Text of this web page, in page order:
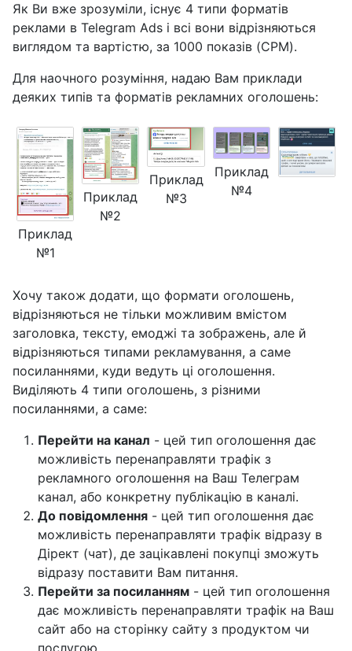
Як Ви вже зрозуміли, існує 4 типи форматів
реклами в Telegram Ads і всі вони відрізняються
виглядом та вартістю, за 1000 показів (CPM).
Для наочного розуміння, надаю Вам приклади
деяких типів та форматів рекламних оголошень:
Приклад
№1
Приклад
№2
Приклад
№3
Приклад
№4
Хочу також додати, що формати оголошень,
відрізняються не тільки можливим вмістом
заголовка, тексту, емоджі та зображень, але й
відрізняються типами рекламування, а саме
посиланнями, куди ведуть ці оголошення.
Виділяють 4 типи оголошень, з різними
посиланнями, а саме:
Перейти на канал - цей тип оголошення дає
можливість перенаправляти трафік з
рекламного оголошення на Ваш Телеграм
канал, або конкретну публікацію в каналі.
До повідомлення - цей тип оголошення дає
можливість перенаправляти трафік відразу в
Дірект (чат), де зацікавлені покупці зможуть
відразу поставити Вам питання.
Перейти за посиланням - цей тип оголошення
дає можливість перенаправляти трафік на Ваш
сайт або на сторінку сайту з продуктом чи